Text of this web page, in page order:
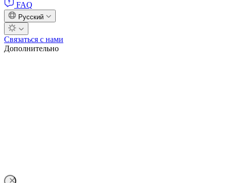
FAQ
Русский
Связаться с нами
Дополнительно